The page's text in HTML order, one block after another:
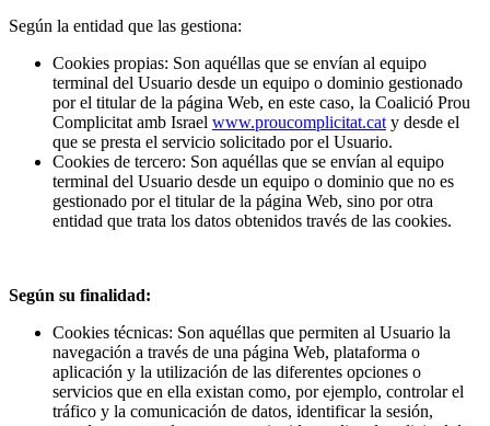
Según la entidad que las gestiona:
Cookies propias: Son aquéllas que se envían al equipo
terminal del Usuario desde un equipo o dominio gestionado
por el titular de la página Web, en este caso, la Coalició Prou
Complicitat amb Israel www.proucomplicitat.cat y desde el
que se presta el servicio solicitado por el Usuario.
Cookies de tercero: Son aquéllas que se envían al equipo
terminal del Usuario desde un equipo o dominio que no es
gestionado por el titular de la página Web, sino por otra
entidad que trata los datos obtenidos través de las cookies.
Según su finalidad:
Cookies técnicas: Son aquéllas que permiten al Usuario la
navegación a través de una página Web, plataforma o
aplicación y la utilización de las diferentes opciones o
servicios que en ella existan como, por ejemplo, controlar el
tráfico y la comunicación de datos, identificar la sesión,